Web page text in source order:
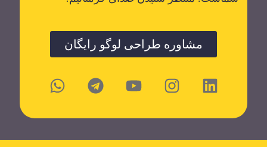
مشاوره طراحی لوگو رایگان